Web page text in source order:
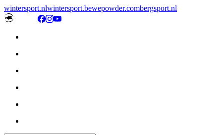
wintersport.nlwintersport.bewepowder.combergsport.nl